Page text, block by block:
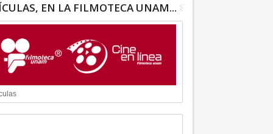
EN LA FILMOTECA UNAM...